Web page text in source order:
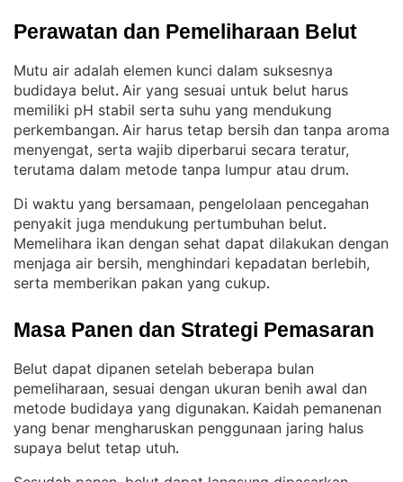
Perawatan dan Pemeliharaan Belut
Mutu air adalah elemen kunci dalam suksesnya
budidaya belut. Air yang sesuai untuk belut harus
memiliki pH stabil serta suhu yang mendukung
perkembangan. Air harus tetap bersih dan tanpa aroma
menyengat, serta wajib diperbarui secara teratur,
terutama dalam metode tanpa lumpur atau drum.
Di waktu yang bersamaan, pengelolaan pencegahan
penyakit juga mendukung pertumbuhan belut
Memelihara ikan dengan sehat dapat dilakukan dengan
menjaga air bersih, menghindari kepadatan berlebih,
serta memberikan pakan yang cukup.
Masa Panen dan Strategi Pemasaran
Belut dapat dipanen setelah beberapa bulan
pemeliharaan, sesuai dengan ukuran benih awal dan
metode budidaya yang digunakan. Kaidah pemanenan
yang benar mengharuskan penggunaan jaring halus
supaya belut tetap utuh.